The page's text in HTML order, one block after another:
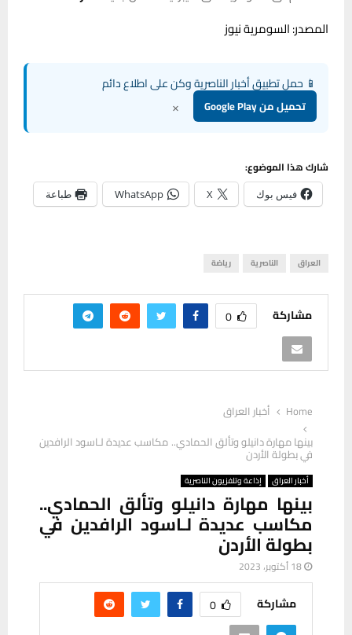
المصدر: السومرية نيوز
📱 حمل تطبيق أخبار الناصرية وكن على اطلاع دائم
تحميل من Google Play ×
شارك هذا الموضوع:
فيس بوك X
WhatsApp طباعة
العراق الناصرية رياضة
مشاركة 0
Home
أخبار العراق
بينها مهارة دانيلو وتألق الحمادي.. مكاسب عديدة لـاسود الرافدين
في بطولة الأردن
أخبار العراق إذاعة وتلفزيون الناصرية
بينها مهارة دانيلو وتألق الحمادي..
مكاسب عديدة لـاسود الرافدين في
بطولة الأردن
18 أكتوبر، 2023
مشاركة 0